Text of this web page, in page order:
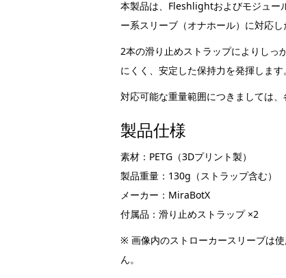
本製品は、Fleshlightおよびモジュー
ー系スリーブ（オナホール）に対応し
2本の滑り止めストラップによりしっ
にくく、安定した保持力を発揮します。
対応可能な重量範囲につきましては
製品仕様
素材：PETG（3Dプリント製）
製品重量：130g（ストラップ含む）
メーカー：MiraBotX
付属品：滑り止めストラップ ×2
※ 画像内のストローカースリーブは
ん。